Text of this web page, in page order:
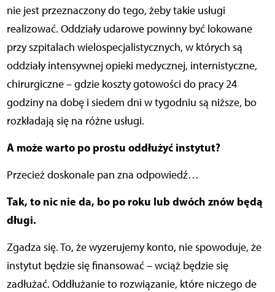
nie jest przeznaczony do tego, żeby takie usługi
realizować. Oddziały udarowe powinny być lokowane
przy szpitalach wielospecjalistycznych, w których są
oddziały intensywnej opieki medycznej, internistyczne,
chirurgiczne – gdzie koszty gotowości do pracy 24
godziny na dobę i siedem dni w tygodniu są niższe, bo
rozkładają się na różne usługi.
A może warto po prostu oddłużyć instytut?
Przecież doskonale pan zna odpowiedź…
Tak, to nic nie da, bo po roku lub dwóch znów będą
długi.
Zgadza się. To, że wyzerujemy konto, nie spowoduje, że
instytut będzie się finansować – wciąż będzie się
zadłużać. Oddłużanie to rozwiązanie, które niczego de